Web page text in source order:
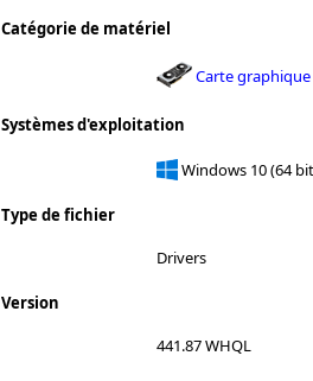
Catégorie de matériel
Carte graphique
Systèmes d'exploitation
Windows 10 (64
Type de fichier
Drivers
Version
441.87 WHQL